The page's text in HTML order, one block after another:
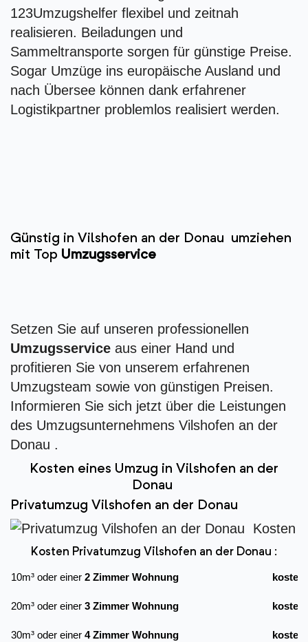
123Umzugshelfer flexibel und zeitnah
realisieren. Beiladungen und
Sammeltransporte sorgen für günstige Preise.
Sogar Umzüge ins europäische Ausland und
nach Übersee können dank erfahrener
Logistikpartner problemlos realisiert werden.
Günstig in Vilshofen an der Donau umziehen
mit Top Umzugsservice
Setzen Sie auf unseren professionellen
Umzugsservice aus einer Hand und
profitieren Sie von unserem erfahrenen
Umzugsteam sowie von günstigen Preisen.
Informieren Sie sich jetzt über die Leistungen
des Umzugsunternehmens Vilshofen an der
Donau .
Kosten eines Umzug in Vilshofen an der
Donau
Privatumzug Vilshofen an der Donau
Kosten Privatumzug Vilshofen an der Donau :
10m³ oder einer 2 Zimmer Wohnung kostet
20m³ oder einer 3 Zimmer Wohnung kostet
30m³ oder einer 4 Zimmer Wohnung kostet